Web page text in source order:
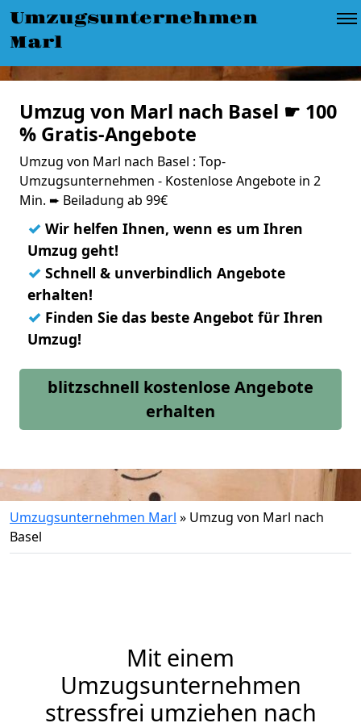
Umzugsunternehmen
Marl
Umzug von Marl nach Basel ☛ 100
% Gratis-Angebote
Umzug von Marl nach Basel : Top-
Umzugsunternehmen - Kostenlose Angebote in 2
Min. ➨ Beiladung ab 99€
✓ Wir helfen Ihnen, wenn es um Ihren
Umzug geht!
✓ Schnell & unverbindlich Angebote
erhalten!
✓ Finden Sie das beste Angebot für Ihren
Umzug!
blitzschnell kostenlose Angebote
erhalten
Umzugsunternehmen Marl » Umzug von Marl nach
Basel
Mit einem
Umzugsunternehmen
stressfrei umziehen nach